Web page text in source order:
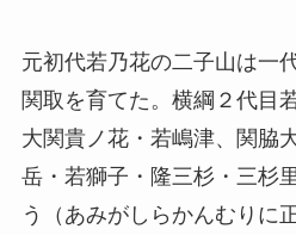
元初代若乃花の二子山は一
関取を育てた。横綱２代目
大関貴ノ花・若嶋津、関脇
岳・若獅子・隆三杉・三杉
う（あみがしらかんむりに